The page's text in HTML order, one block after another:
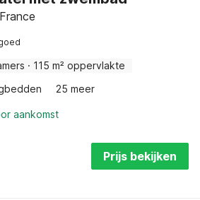
· 115 m² oppervlakte
25 meer
aankomst
Prijs bekijken